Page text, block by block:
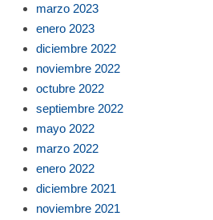
marzo 2023
enero 2023
diciembre 2022
noviembre 2022
octubre 2022
septiembre 2022
mayo 2022
marzo 2022
enero 2022
diciembre 2021
noviembre 2021